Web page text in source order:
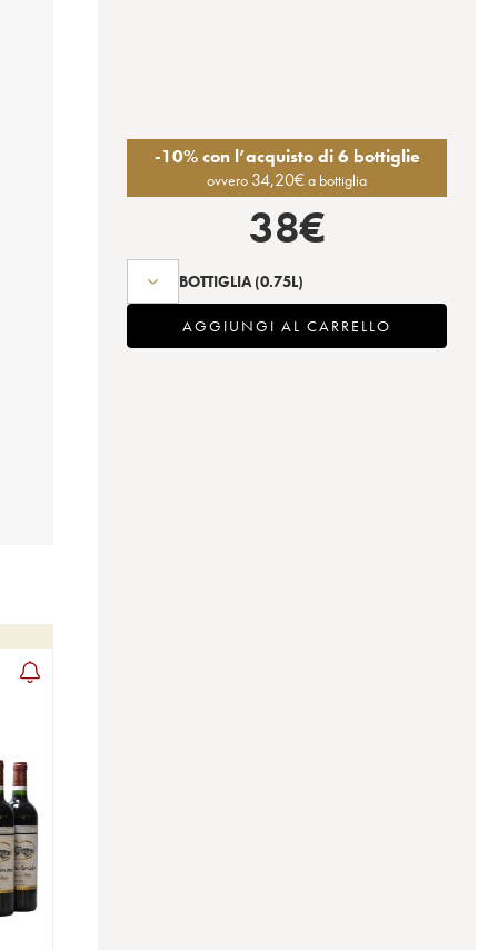
-10% con l’acquisto di 6 bottiglie
ovvero 34,20€a bottiglia
38€
BOTTIGLIA (0.75L)
AGGIUNGI AL CARRELLO